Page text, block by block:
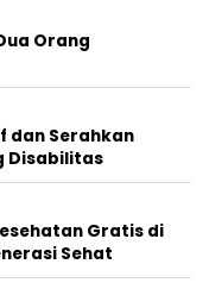
Orang
dan Serahkan
Disabilitas
Gratis di
Sehat